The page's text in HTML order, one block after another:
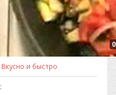
Вкусно и быстро
: